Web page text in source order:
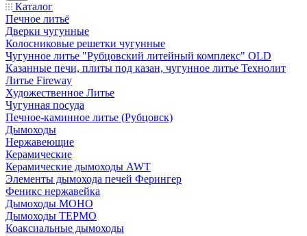
Каталог
Печное литьё
Дверки чугунные
Колосниковые решетки чугунные
Чугунное литье "Рубцовский литейный комплекс" OLD
Казанные печи, плиты под казан, чугунное литье Технолит
Литье Fireway
Художественное Литье
Чугунная посуда
Печное-каминное литье (Рубцовск)
Дымоходы
Нержавеющие
Керамические
Керамические дымоходы AWT
Элементы дымохода печей Ферингер
Феникс нержавейка
Дымоходы МОНО
Дымоходы ТЕРМО
Коаксиальные дымоходы